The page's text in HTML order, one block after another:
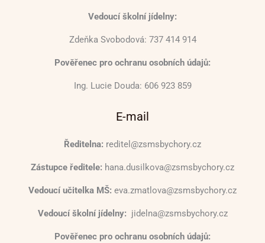
Vedoucí školní jídelny:
Zdeňka Svobodová: 737 414 914
Pověřenec pro ochranu osobních údajů:
Ing. Lucie Douda: 606 923 859
E-mail
Ředitelna: reditel@zsmsbychory.cz
Zástupce ředitele: hana.dusilkova@zsmsbychory.cz
Vedoucí učitelka MŠ: eva.zmatlova@zsmsbychory.cz
Vedoucí školní jídelny: jidelna@zsmsbychory.cz
Pověřenec pro ochranu osobních údajů: